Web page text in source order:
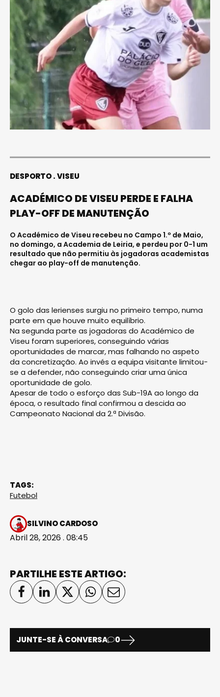
DESPORTO VISEU
ACADÉMICO DE VISEU PERDE E FALHA
PLAY-OFF DE MANUTENÇÃO
O Académico de Viseu recebeu no Campo 1.º de Maio,
no domingo, a Academia de Leiria, e perdeu por 0-1 um
resultado que não permitiu às jogadoras academistas
chegar ao play-off de manutenção.
O golo das lerienses surgiu no primeiro tempo, numa
parte em que houve muito equilíbrio.
Na segunda parte as jogadoras do Académico de
Viseu foram superiores, conseguindo várias
oportunidades de marcar, mas falhando no aspeto
da concretização. Ao invés a equipa visitante limitou-
se a defender, não conseguindo criar uma única
oportunidade de golo.
Apesar de todo o esforço das Sub-19A ao longo da
época, o resultado final confirmou a descida ao
Campeonato Nacional da 2.ª Divisão.
TAGS:
Futebol
SILVINO CARDOSO
Abril 28, 2026 . 08:45
PARTILHE ESTE ARTIGO:
JUNTE-SE À CONVERSA 0